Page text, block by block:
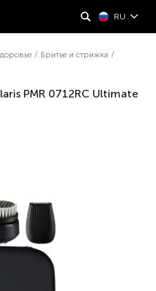
RU
/ Бритье и стрижка /
PMR 0712RC Ultimate